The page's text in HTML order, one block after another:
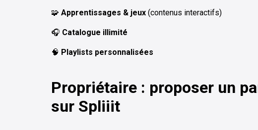
🧩 Apprentissages & jeux (contenus interactifs)
🎧 Catalogue illimité
🧠 Playlists personnalisées
Propriétaire : proposer un
sur Spliiit